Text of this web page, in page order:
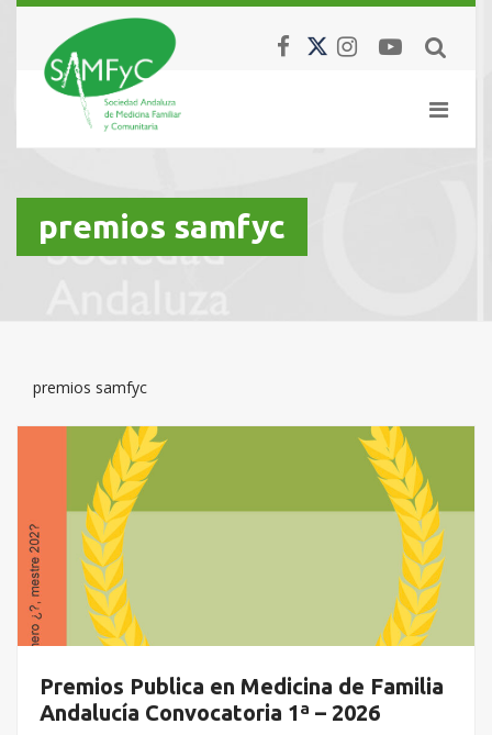
premios samfyc
premios samfyc
Premios Publica en Medicina de Familia
Andalucía Convocatoria 1ª – 2026